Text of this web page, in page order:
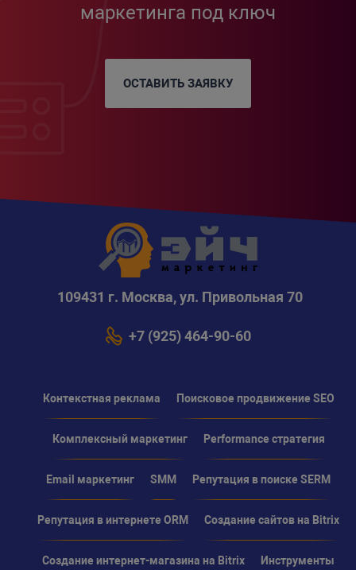
маркетинга под ключ
ОСТАВИТЬ ЗАЯВКУ
109431 г. Москва, ул. Привольная 70
+7 (925) 464-90-60
Контекстная реклама Поисковое продвижение SEO
Комплексный маркетинг Performance стратегия
Email маркетинг SMM Репутация в поиске SERM
Репутация в интернете ORM Создание сайтов на Bitrix
Создание интернет-магазина на Bitrix Инструменты